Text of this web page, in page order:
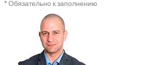
* Обязательно к заполнению